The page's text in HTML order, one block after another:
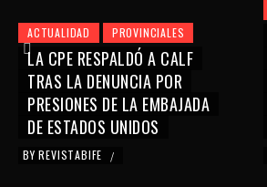
ACTUALIDAD PROVINCIALES
LA CPE RESPALDÓ A CALF
TRAS LA DENUNCIA POR
PRESIONES DE LA EMBAJADA
DE ESTADOS UNIDOS
BY REVISTABIFE /